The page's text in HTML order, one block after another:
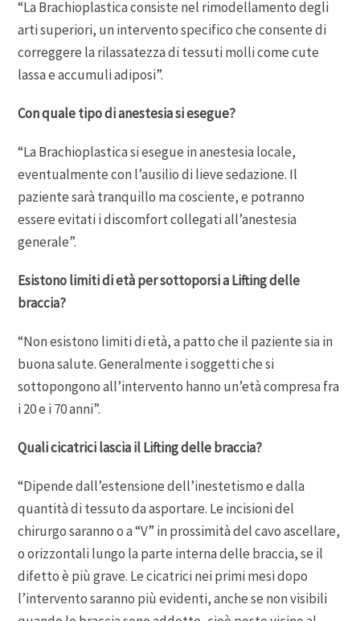
“La Brachioplastica consiste nel rimodellamento degli
arti superiori, un intervento specifico che consente di
correggere la rilassatezza di tessuti molli come cute
lassa e accumuli adiposi”.
Con quale tipo di anestesia si esegue?
“La Brachioplastica si esegue in anestesia locale,
eventualmente con l’ausilio di lieve sedazione. Il
paziente sarà tranquillo ma cosciente, e potranno
essere evitati i discomfort collegati all’anestesia
generale”.
Esistono limiti di età per sottoporsi a Lifting delle
braccia?
“Non esistono limiti di età, a patto che il paziente sia in
buona salute. Generalmente i soggetti che si
sottopongono all’intervento hanno un’età compresa fra
i 20 e i 70 anni”.
Quali cicatrici lascia il Lifting delle braccia?
“Dipende dall’estensione dell’inestetismo e dalla
quantità di tessuto da asportare. Le incisioni del
chirurgo saranno o a “V” in prossimità del cavo ascellare,
o orizzontali lungo la parte interna delle braccia, se il
difetto è più grave. Le cicatrici nei primi mesi dopo
l’intervento saranno più evidenti, anche se non visibili